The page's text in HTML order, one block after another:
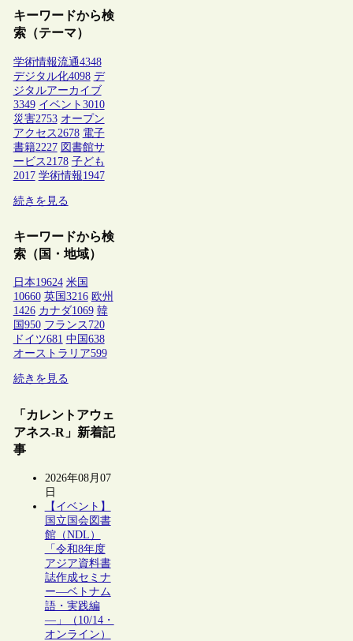
キーワードから検
索（テーマ）
学術情報流通4348
デジタル化4098 デ
ジタルアーカイブ
3349 イベント 3010
災害2753 オープン
アクセス 2678 電子
書籍2227 図書館サ
ービス 2178 子ども
2017 学術情報1947
続きを見る
キーワードから検
索（国・地域）
日本19624 米国
10660 英国 3216 欧州
1426 カナダ1069 韓
国 950 フランス 720
ドイツ681 中国 638
オーストラリア599
続きを見る
「カレントアウェ
アネス-R」新着記
事
2026年08月07
日
【イベント】
国立国会図書
館（NDL）
「令和8年度
アジア資料書
誌作成セミナ
ー―ベトナム
語・実践編
―」（10/14・
オンライン）